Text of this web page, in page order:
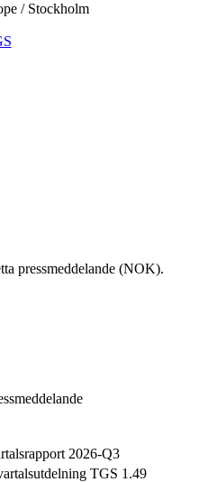
/ Stockholm
pressmeddelande (NOK).
2026-Q3
TGS 1.49